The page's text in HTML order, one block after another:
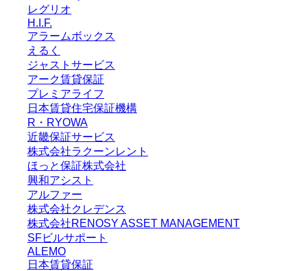
レグリオ
H.I.F.
アラームボックス
えるく
ジャストサービス
アーク賃貸保証
プレミアライフ
日本賃貸住宅保証機構
R・RYOWA
近畿保証サービス
株式会社ラクーンレント
ほっと保証株式会社
興和アシスト
アルファー
株式会社クレデンス
株式会社RENOSY ASSET MANAGEMENT
SFビルサポート
ALEMO
日本賃貸保証